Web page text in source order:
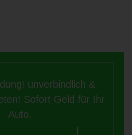
unverbindlich &
Sofort Geld für Ihr
Auto.